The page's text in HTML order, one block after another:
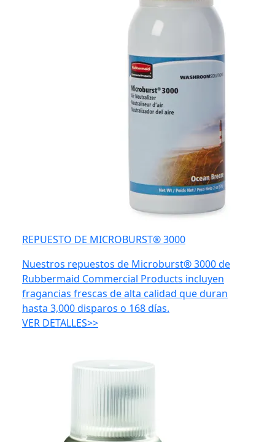
REPUESTO DE MICROBURST® 3000
Nuestros repuestos de Microburst® 3000 de
Rubbermaid Commercial Products incluyen
fragancias frescas de alta calidad que duran
hasta 3,000 disparos o 168 días.
VER DETALLES>>